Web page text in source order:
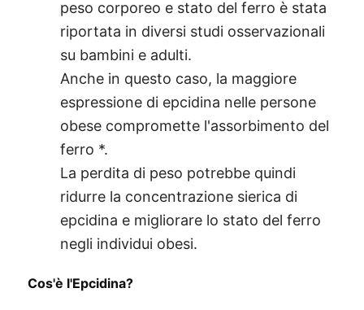
peso corporeo e stato del ferro è stata
riportata in diversi studi osservazionali
su bambini e adulti.
Anche in questo caso, la maggiore
espressione di epcidina nelle persone
obese compromette l'assorbimento del
ferro *.
La perdita di peso potrebbe quindi
ridurre la concentrazione sierica di
epcidina e migliorare lo stato del ferro
negli individui obesi.
Cos'è l'Epcidina?